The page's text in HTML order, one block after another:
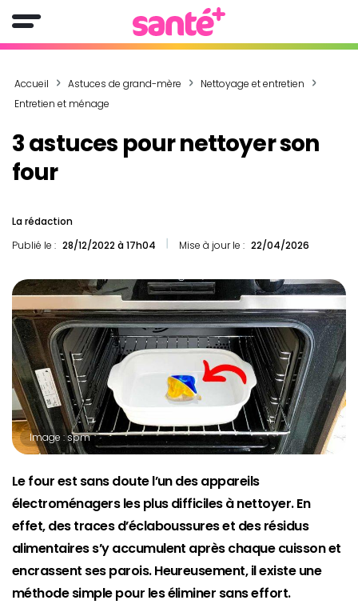
Accueil Astuces de grand-mère
Nettoyage et entretien
Entretien et ménage
3 astuces pour nettoyer son
four
La rédaction
Publié le : 28/12/2022 à 17h04 Mise à jour le : 22/04/2026
Image : spm
Le four est sans doute l’un des appareils
électroménagers les plus difficiles à nettoyer. En
effet, des traces d’éclaboussures et des résidus
alimentaires s’y accumulent après chaque cuisson et
encrassent ses parois. Heureusement, il existe une
méthode simple pour les éliminer sans effort.